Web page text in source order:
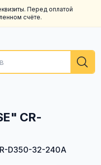
Перед оплатой
счёте.
CR-
D350-32-240A